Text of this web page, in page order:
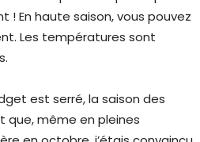
! En haute saison, vous pouvez
Les températures sont
est serré, la saison des
que, même en pleines